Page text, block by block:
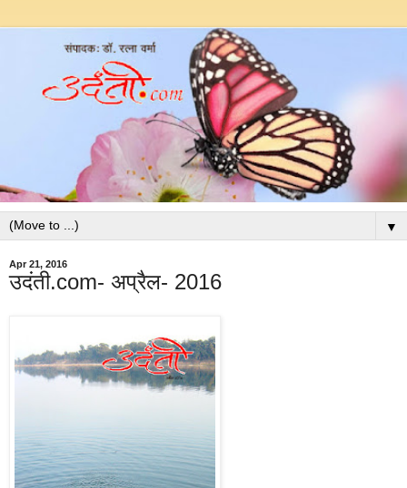
▼
Apr 21, 2016
उदंती.com- अप्रैल- 2016